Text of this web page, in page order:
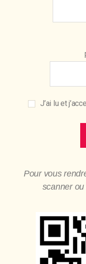
J’ai lu et
Pour vous
scanner